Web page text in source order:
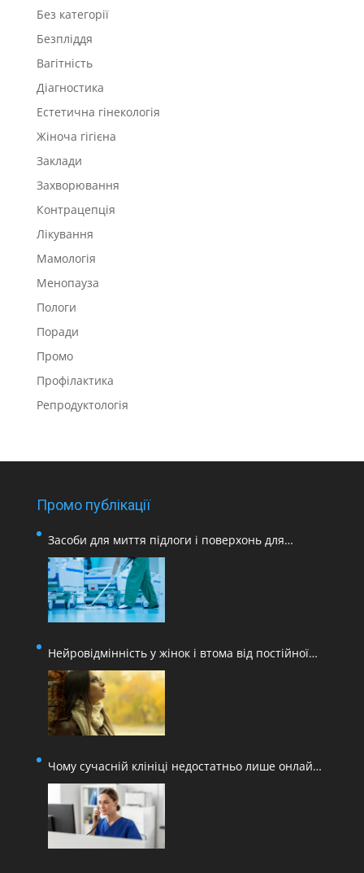
Без категорії
Безпліддя
Вагітність
Діагностика
Естетична гінекологія
Жіноча гігієна
Заклади
Захворювання
Контрацепція
Лікування
Мамологія
Менопауза
Пологи
Поради
Промо
Профілактика
Репродуктологія
Промо публікації
Засоби для миття підлоги і поверхонь для
медичних закладів
Нейровідмінність у жінок і втома від постійної
адаптації
Чому сучасній клініці недостатньо лише онлайн-
запису